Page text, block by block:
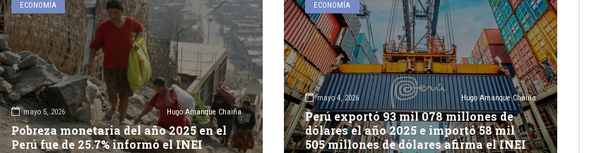
ECONOMÍA
mayo 5, 2026 Hugo Amanque Chaiña
Pobreza monetaria del año 2025 en el
Perú fue de 25.7% informó el INEI
ECONOMÍA
mayo 4, 2026 Hugo Amanque Chaiña
Perú exportó 93 mil 078 millones de
dólares el año 2025 e importó 58 mil
505 millones de dólares afirma el INEI